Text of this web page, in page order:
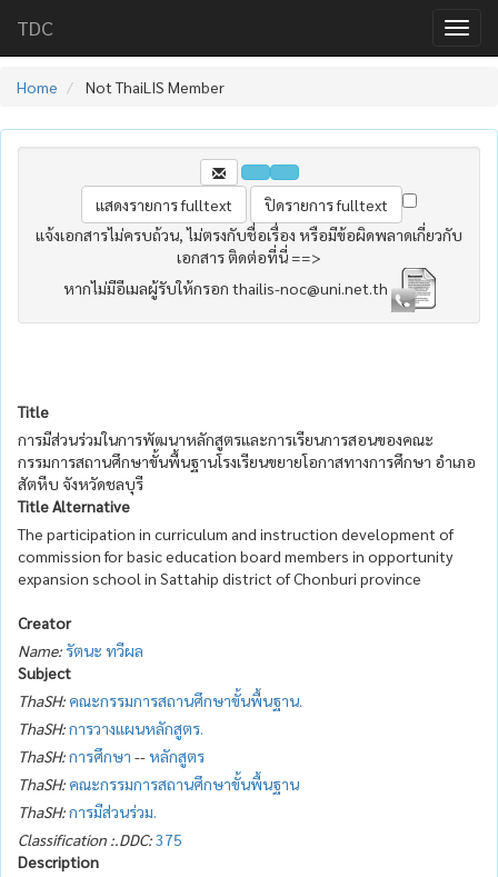
TDC
Home Not ThaiLIS Member
แจ้งเอกสารไม่ครบถ้วน, ไม่ตรงกับชื่อเรื่อง หรือมีข้อผิดพลาดเกี่ยวกับ
เอกสาร ติดต่อที่นี่ ==>
หากไม่มีอีเมลผู้รับให้กรอก thailis-noc@uni.net.th
Title
การมีส่วนร่วมในการพัฒนาหลักสูตรและการเรียนการสอนของคณะ
กรรมการสถานศึกษาขั้นพื้นฐานโรงเรียนขยายโอกาสทางการศึกษา อำเภอ
สัตหีบ จังหวัดชลบุรี
Title Alternative
The participation in curriculum and instruction development of
commission for basic education board members in opportunity
expansion school in Sattahip district of Chonburi province
Creator
Name: รัตนะ ทวีผล
Subject
ThaSH: คณะกรรมการสถานศึกษาขั้นพื้นฐาน.
ThaSH:การวางแผนหลักสูตร.
ThaSH:การศึกษา --หลักสูตร
ThaSH: คณะกรรมการสถานศึกษาขั้นพื้นฐาน
ThaSH:การมีส่วนร่วม.
Classification :.DDC:375
Description